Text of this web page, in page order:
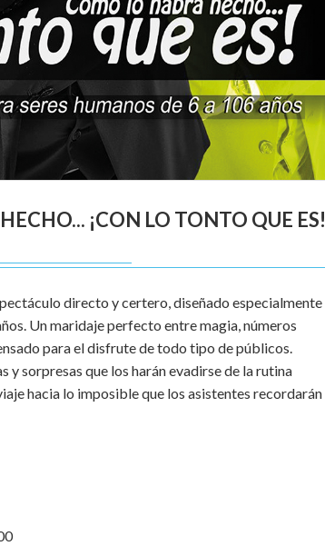
¡CON LO TONTO QUE ES!
directo y certero, diseñado especialmente
Un maridaje perfecto entre magia, números
para el disfrute de todo tipo de públicos.
y sorpresas que los harán evadirse de la rutina
hacia lo imposible que los asistentes recordarán